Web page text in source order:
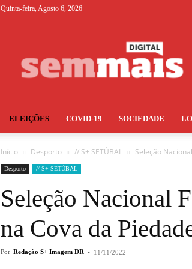
Quinta-feira, Agosto 6, 2026
ELEIÇÕES COVID-19 SOCIEDADE
Início Desporto // S+ SETÚBAL Seleção
Desporto // S+ SETÚBAL
Seleção Nacional
na Cova da
Por Redação S+ Imagem DR - 11/11/2022